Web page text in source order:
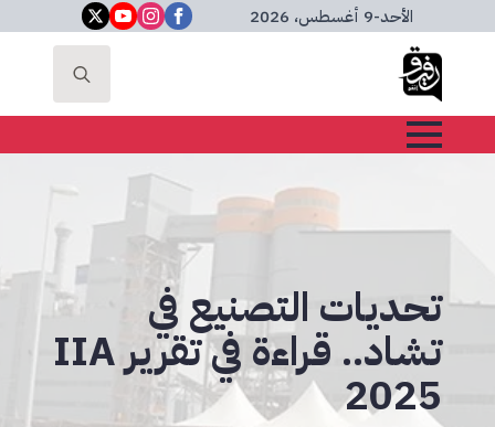
الأحد-9 أغسطس، 2026
Search
تحديات التصنيع في
تشاد.. قراءة في تقرير IIA
2025